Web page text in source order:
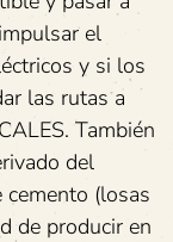
el
y si los
las rutas a
También
del
cemento (losas
de producir en